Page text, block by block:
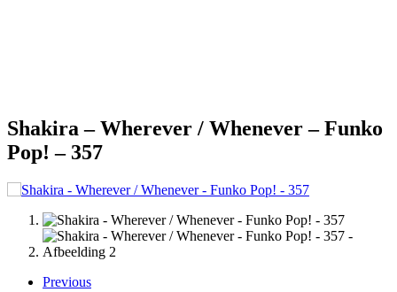
Shakira – Wherever / Whenever – Funko
Pop! – 357
Previous